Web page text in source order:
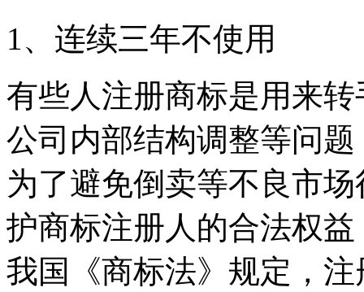
1、连续三年不使用
有些人注册商标是用来
公司内部结构调整等问
为了避免倒卖等不良市
护商标注册人的合法权
我国《商标法》规定，